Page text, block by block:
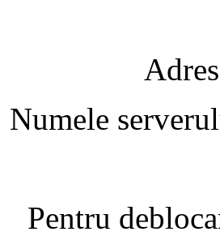
Numele
Pentru